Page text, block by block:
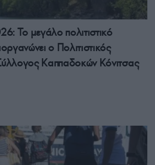
Το μεγάλο πολιτιστικό
ο Πολιτιστικός
Καππαδοκών Κόνιτσας